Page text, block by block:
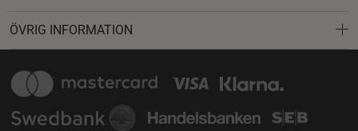
ÖVRIG INFORMATION